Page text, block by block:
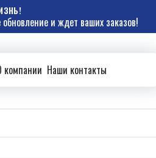
и ждет ваших заказов!
компании Наши контакты